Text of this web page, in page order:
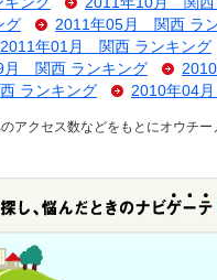
グ
2011年05月 関西 ラ
2011年01月 関西 ランキング
月 関西 ランキング
ランキング 2010年04
アクセス数などをもとにオウチー